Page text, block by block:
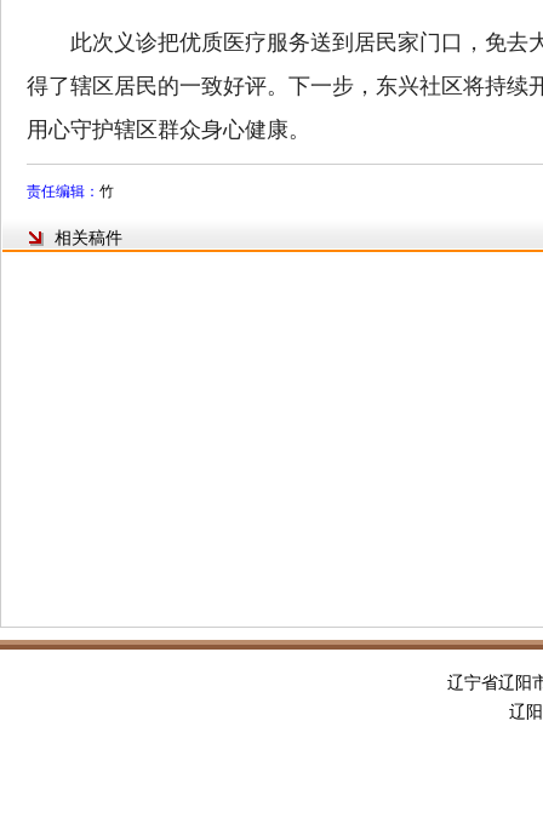
此次义诊把优质医疗服务送到居民家门口，免去
得了辖区居民的一致好评。下一步，东兴社区将持续
用心守护辖区群众身心健康。
责任编辑： 竹
相关稿件
辽宁省辽阳
辽